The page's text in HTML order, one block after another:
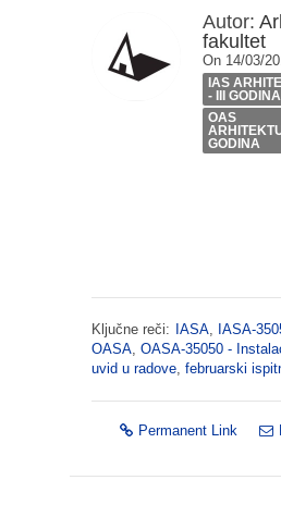
Autor:
fakultet
On 14/03/
IAS
- III GODINA
OAS
GODINA
Ključne reči: IASA, IASA-
OASA, OASA-35050 -
uvid u radove, februarski
Permanent Link